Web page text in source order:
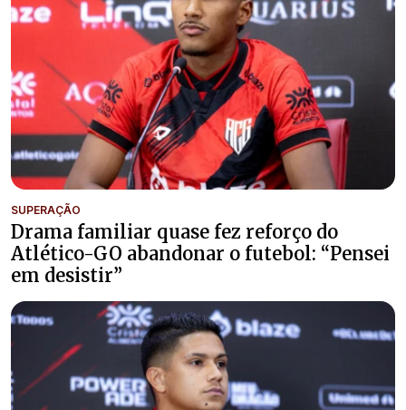
SUPERAÇÃO
Drama familiar quase fez reforço do
Atlético-GO abandonar o futebol: “Pensei
em desistir”